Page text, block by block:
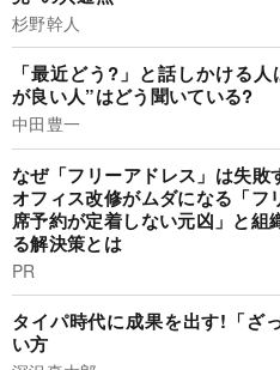
杉野幹人
「最近どう?」と話しかける
が良い人”はどう聞いている?
中田豊一
なぜ「フリーアドレス」は失敗
オフィス改修がムダになる「フ
席予約が定着しない元凶」と組
る解決策とは
PR
タイパ時代に成果を出す!「ざ
い方